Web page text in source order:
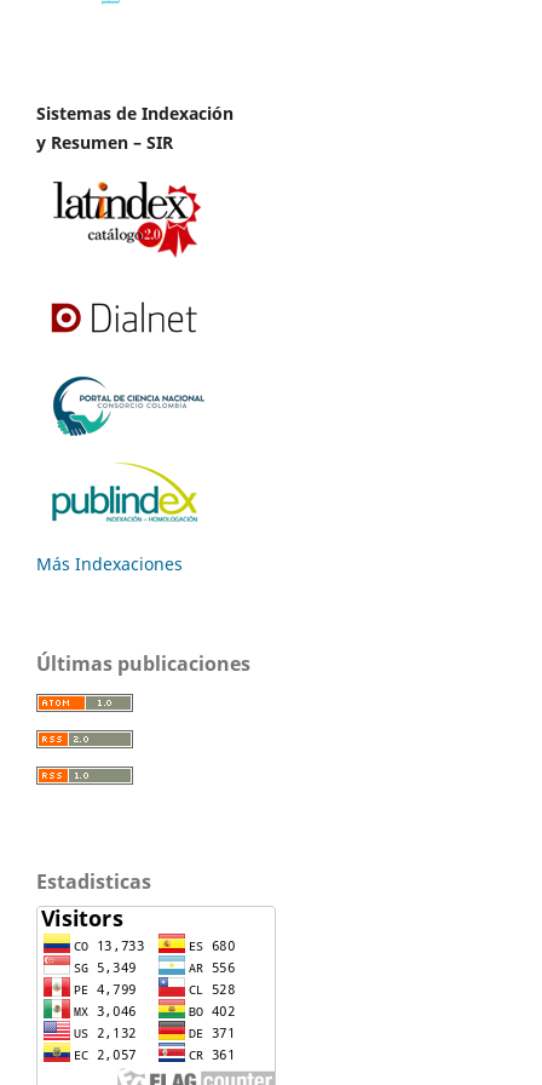
Sistemas de Indexación
y Resumen – SIR
Más Indexaciones
Últimas publicaciones
Estadisticas